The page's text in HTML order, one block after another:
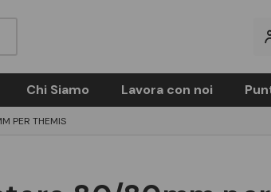
Chi Siamo Lavora con noi
PER THEMIS